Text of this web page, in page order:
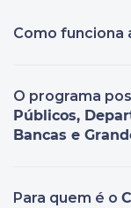
Como funciona
O programa
Públicos,
Bancas e
Para quem é o